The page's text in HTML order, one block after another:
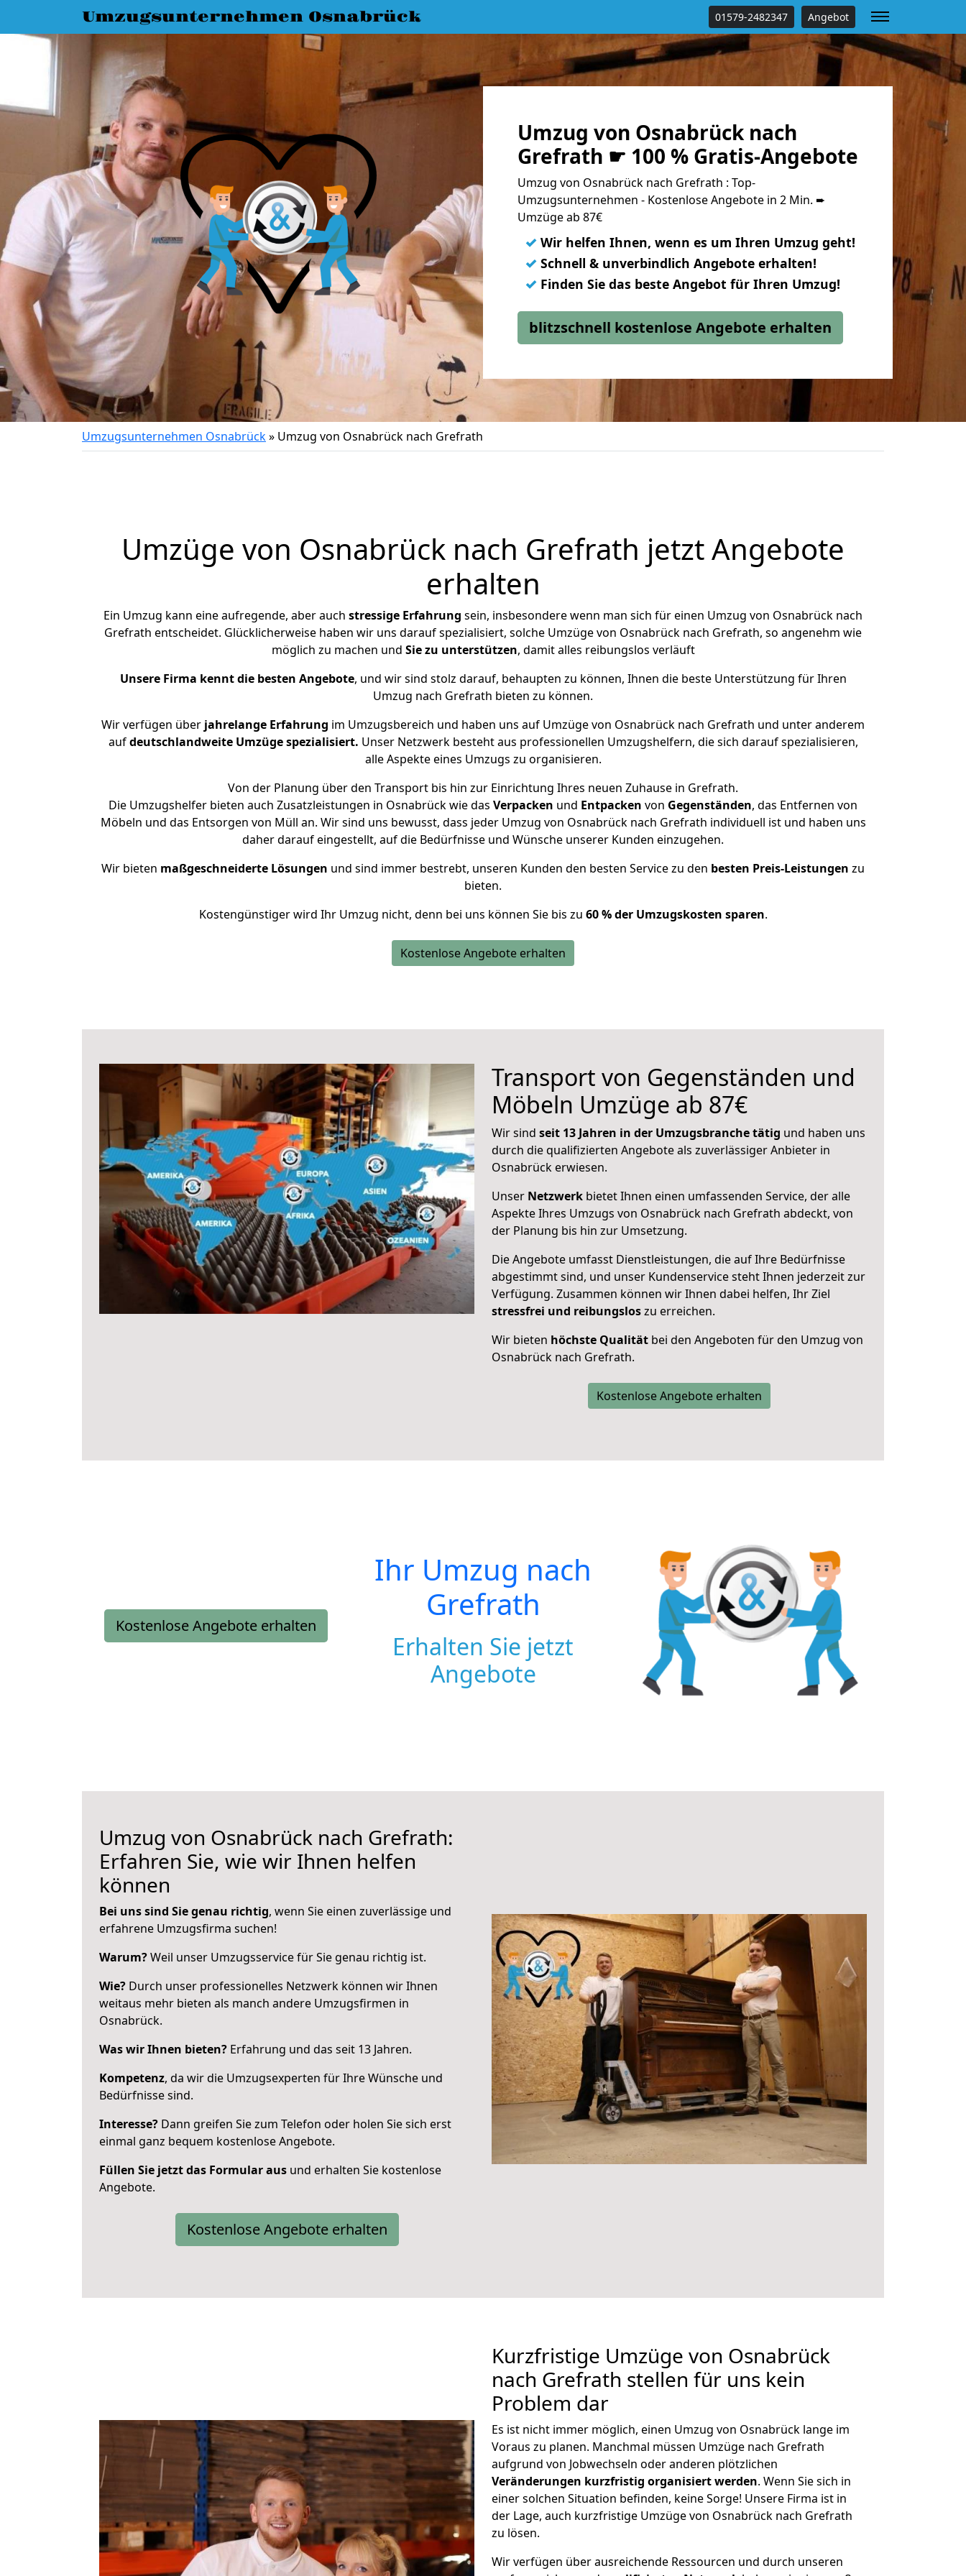
Umzugsunternehmen Osnabrück 01579-2482347 Angebot
Umzug von Osnabrück nach
Grefrath ☛ 100 % Gratis-Angebote
Umzug von Osnabrück nach Grefrath : Top-
Umzugsunternehmen - Kostenlose Angebote in 2 Min. ➨
Umzüge ab 87€
✓ Wir helfen Ihnen, wenn es um Ihren Umzug geht!
✓ Schnell & unverbindlich Angebote erhalten!
✓ Finden Sie das beste Angebot für Ihren Umzug!
blitzschnell kostenlose Angebote erhalten
Umzugsunternehmen Osnabrück» Umzug von Osnabrück nach Grefrath
Umzüge von Osnabrück nach Grefrath jetzt Angebote
erhalten
Ein Umzug kann eine aufregende, aber auch stressige Erfahrung sein, insbesondere wenn man sich für einen Umzug von Osnabrück nach
Grefrath entscheidet. Glücklicherweise haben wir uns darauf spezialisiert, solche Umzüge von Osnabrück nach Grefrath, so angenehm wie
möglich zu machen und Sie zu unterstützen, damit alles reibungslos verläuft
Unsere Firma kennt die besten Angebote, und wir sind stolz darauf, behaupten zu können, Ihnen die beste Unterstützung für Ihren
Umzug nach Grefrath bieten zu können.
Wir verfügen über jahrelange Erfahrung im Umzugsbereich und haben uns auf Umzüge von Osnabrück nach Grefrath und unter anderem
aufdeutschlandweite Umzüge spezialisiert. Unser Netzwerk besteht aus professionellen Umzugshelfern, die sich darauf spezialisieren,
alle Aspekte eines Umzugs zu organisieren.
Von der Planung über den Transport bis hin zur Einrichtung Ihres neuen Zuhause in Grefrath.
Die Umzugshelfer bieten auch Zusatzleistungen in Osnabrück wie das Verpacken und Entpacken von Gegenständen, das Entfernen von
Möbeln und das Entsorgen von Müll an. Wir sind uns bewusst, dass jeder Umzug von Osnabrück nach Grefrath individuell ist und haben uns
daher darauf eingestellt, auf die Bedürfnisse und Wünsche unserer Kunden einzugehen.
Wir bieten maßgeschneiderte Lösungen und sind immer bestrebt, unseren Kunden den besten Service zu den besten Preis-Leistungen zu
bieten.
Kostengünstiger wird Ihr Umzug nicht, denn bei uns können Sie bis zu 60 % der Umzugskosten sparen.
Kostenlose Angebote erhalten
Transport von Gegenständen und
Möbeln Umzüge ab 87€
Wir sind seit 13 Jahren in der Umzugsbranche tätig und haben uns
durch die qualifizierten Angebote als zuverlässiger Anbieter in
Osnabrück erwiesen.
Unser Netzwerk bietet Ihnen einen umfassenden Service, der alle
Aspekte Ihres Umzugs von Osnabrück nach Grefrath abdeckt, von
der Planung bis hin zur Umsetzung.
Die Angebote umfasst Dienstleistungen, die auf Ihre Bedürfnisse
abgestimmt sind, und unser Kundenservice steht Ihnen jederzeit zur
Verfügung. Zusammen können wir Ihnen dabei helfen, Ihr Ziel
stressfrei und reibungsloszu erreichen.
Wir bieten höchste Qualität bei den Angeboten für den Umzug von
Osnabrück nach Grefrath.
Kostenlose Angebote erhalten
Kostenlose Angebote erhalten
Ihr Umzug nach
Grefrath
Erhalten Sie jetzt
Angebote
Umzug von Osnabrück nach Grefrath:
Erfahren Sie, wie wir Ihnen helfen
können
Bei uns sind Sie genau richtig, wenn Sie einen zuverlässige und
erfahrene Umzugsfirma suchen!
Warum?Weil unser Umzugsservice für Sie genau richtig ist.
Wie? Durch unser professionelles Netzwerk können wir Ihnen
weitaus mehr bieten als manch andere Umzugsfirmen in
Osnabrück.
Was wir Ihnen bieten? Erfahrung und das seit 13 Jahren.
Kompetenz, da wir die Umzugsexperten für Ihre Wünsche und
Bedürfnisse sind.
Interesse? Dann greifen Sie zum Telefon oder holen Sie sich erst
einmal ganz bequem kostenlose Angebote.
Füllen Sie jetzt das Formular aus und erhalten Sie kostenlose
Angebote.
Kostenlose Angebote erhalten
Kurzfristige Umzüge von Osnabrück
nach Grefrath stellen für uns kein
Problem dar
Es ist nicht immer möglich, einen Umzug von Osnabrück lange im
Voraus zu planen. Manchmal müssen Umzüge nach Grefrath
aufgrund von Jobwechseln oder anderen plötzlichen
Veränderungen kurzfristig organisiert werden. Wenn Sie sich in
einer solchen Situation befinden, keine Sorge! Unsere Firma ist in
der Lage, auch kurzfristige Umzüge von Osnabrück nach Grefrath
zu lösen.
Wir verfügen über ausreichende Ressourcen und durch unseren